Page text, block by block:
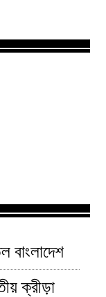
বাংলাদেশ
ক্রীড়া